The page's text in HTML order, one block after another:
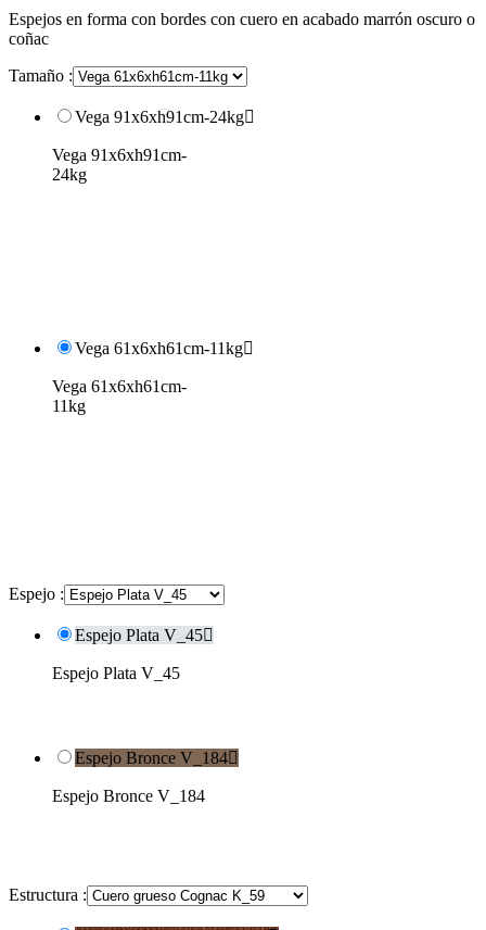
Espejos en forma con bordes con cuero en acabado marrón oscuro o
coñac
Tamaño :
Vega 91x6xh91cm-24kg
Vega 91x6xh91cm-
24kg
Vega 61x6xh61cm-11kg
Vega 61x6xh61cm-
11kg
Espejo :
Espejo Plata V_45
Espejo Plata V_45
Espejo Bronce V_184
Espejo Bronce V_184
Estructura :